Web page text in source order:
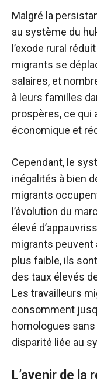
Malgré la
au système du
l’exode rural
migrants se
salaires, et
à leurs familles
prospères, ce qui
économique et
Cependant, le
inégalités à bien
migrants
l’évolution du
élevé
migrants peuvent
plus faible, ils
des taux élevés
Les travailleurs
consomment
homologues
disparité liée au
L’avenir de la